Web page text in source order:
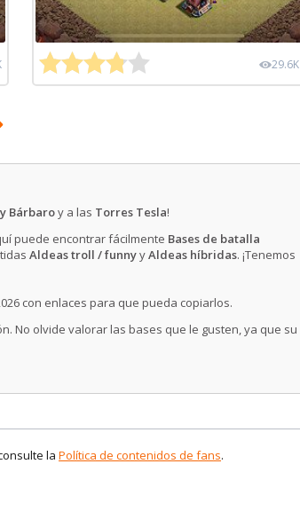
29.6K
Bárbaroy a las Torres Tesla!
puede encontrar fácilmente Bases de batalla
Aldeas troll / funnyyAldeas híbridas. ¡Tenemos
con enlaces para que pueda copiarlos.
No olvide valorar las bases que le gusten, ya que su
la Política de contenidos de fans.